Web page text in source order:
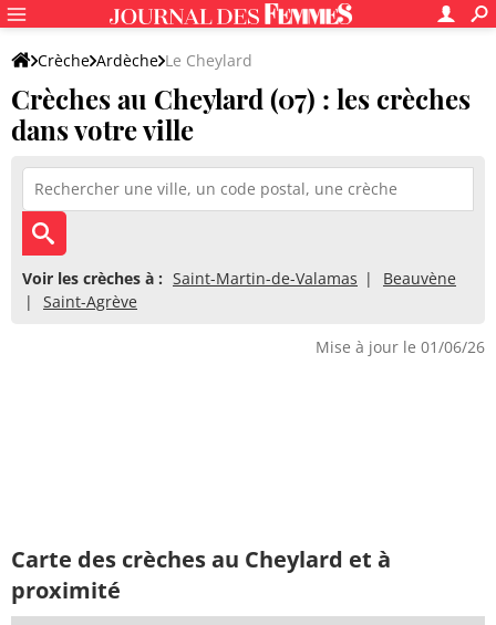
Crèche Ardèche Le Cheylard
Crèches au Cheylard (07) : les crèches
dans votre ville
Voir les crèches à : Saint-Martin-de-Valamas
Beauvène
Saint-Agrève
Mise à jour le 01/06/26
Carte des crèches au Cheylard et à
proximité